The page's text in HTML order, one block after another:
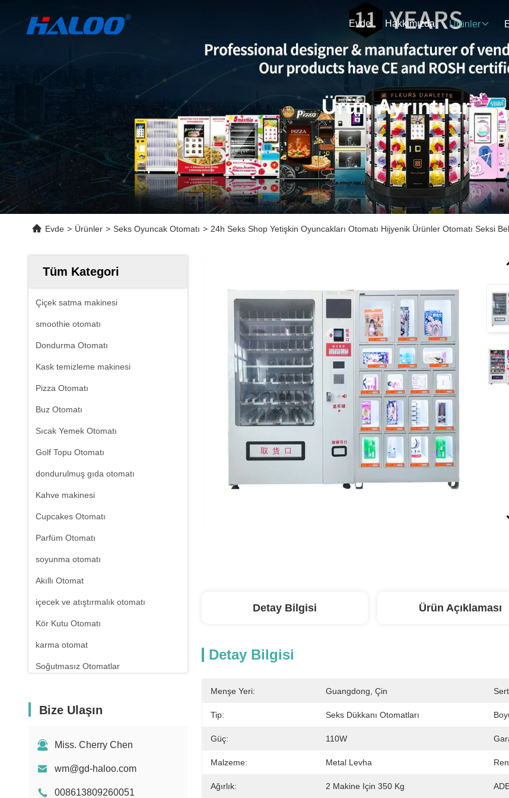
Evde Hakkımızda Ürünler
Ürün Ayrıntıları
Evde > Ürünler > Seks Oyuncak Otomatı > 24h Seks Shop Yetişkin Oyuncakları Otomatı Hijyenik Ürünler Otomatı Seksi
Tüm Kategori
Çiçek satma makinesi
smoothie otomatı
Dondurma Otomatı
Kask temizleme makinesi
Pizza Otomatı
Buz Otomatı
Sıcak Yemek Otomatı
Golf Topu Otomatı
dondurulmuş gıda otomatı
Kahve makinesi
Cupcakes Otomatı
Parfüm Otomatı
soyunma otomatı
Akıllı Otomat
içecek ve atıştırmalık otomatı
Kör Kutu Otomatı
karma otomat
Soğutmasız Otomatlar
Sıvı Deterjan Otomatı
Seks Oyuncak Otomatı
Oje Otomatı
Bize Ulaşın
Miss. Cherry Chen
wm@gd-haloo.com
008613809260051
Detay Bilgisi Ürün Açıklaması
Detay Bilgisi
Menşe Yeri: Guangdong, Çin
Tip: Seks Dükkanı Otomatları
Güç: 110W
Malzeme: Metal Levha
Ağırlık: 2 Makine Için 350 Kg